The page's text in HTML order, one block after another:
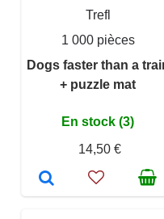
Trefl
1 000 pièces
Dogs faster than a
+ puzzle mat
En stock (3)
14,50 €